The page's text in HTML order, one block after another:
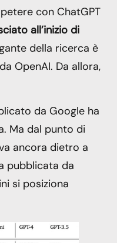
con ChatGPT
all’inizio di
della ricerca è
OpenAI. Da allora,
da Google ha
Ma dal punto di
ancora dietro a
pubblicata da
si posiziona